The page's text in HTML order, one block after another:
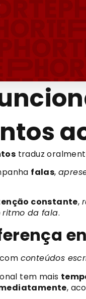
traduz
falas,
constante,
ritmo da fala.
conteúdos
tem mais
,